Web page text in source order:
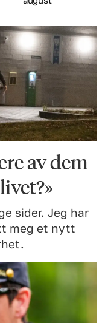
av dem
sider. Jeg har
meg et nytt